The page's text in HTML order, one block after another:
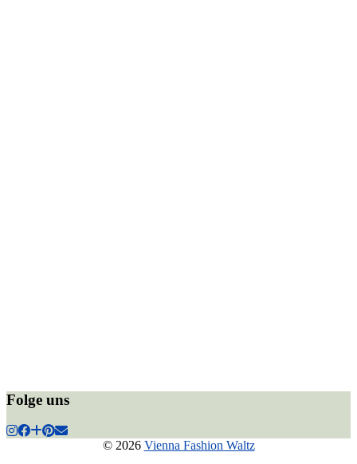
Folge uns
© 2026 Vienna Fashion Waltz